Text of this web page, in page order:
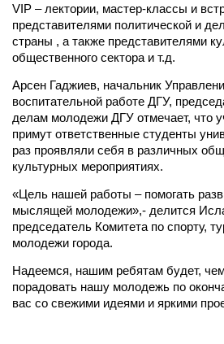
VIP – лектории, мастер-классы и
представителями политической и
страны , а также представителями
общественного сектора и т.д.
Арсен Гаджиев, начальник
воспитательной работе ДГУ,
делам молодежи ДГУ отмечает, что
примут ответственные студенты
раз проявляли себя в различных
культурных мероприятиях.
«Цель нашей работы – помогать
мыслящей молодежи»,- делится
председатель Комитета по спорту,
молодежи города.
Надеемся, нашим ребятам будет,
порадовать нашу молодежь по
вас со свежими идеями и яркими